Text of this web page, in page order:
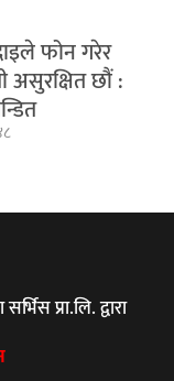
फोन गरेर
असुरक्षित छौं :
प्रा.लि. द्वारा